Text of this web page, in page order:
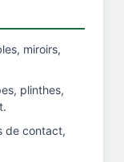
miroirs,
plinthes,
de contact,